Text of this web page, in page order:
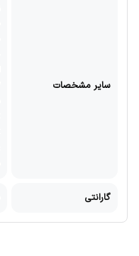
سایر مشخصات
گارانتی